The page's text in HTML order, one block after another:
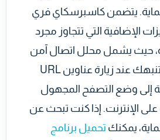
يتضمن كاسبرسكاي فري
الإضافية التي تتجاوز مجرد
حيث يشمل محلل اتصال آمن
وإضافة للمتصفح تنبهك عند زيارة عناوين URL
إلى وضع التصفح المجهول
الإنترنت. إذا كنت تبحث عن
يمكنك تحميل برنامج